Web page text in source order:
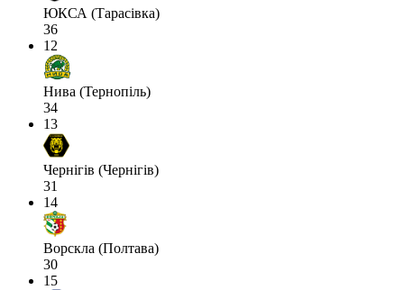
ЮКСА (Тарасівка)
36
12
Нива (Тернопіль)
34
13
Чернігів (Чернігів)
31
14
Ворскла (Полтава)
30
15